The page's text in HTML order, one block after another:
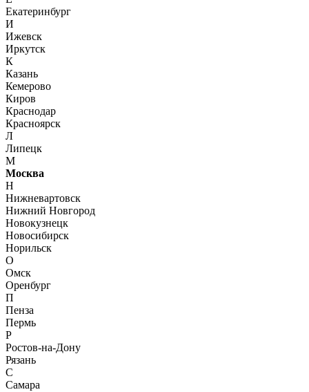
Екатеринбург
И
Ижевск
Иркутск
К
Казань
Кемерово
Киров
Краснодар
Красноярск
Л
Липецк
М
Москва
Н
Нижневартовск
Нижний Новгород
Новокузнецк
Новосибирск
Норильск
О
Омск
Оренбург
П
Пенза
Пермь
Р
Ростов-на-Дону
Рязань
С
Самара